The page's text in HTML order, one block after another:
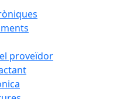
proveïdor